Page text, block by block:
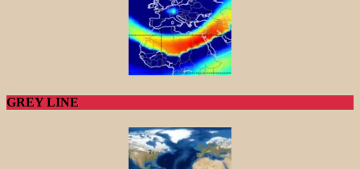
GREY LINE